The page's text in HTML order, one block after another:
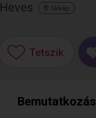
Heves Térkép
Tetszik
Bemutatkozás